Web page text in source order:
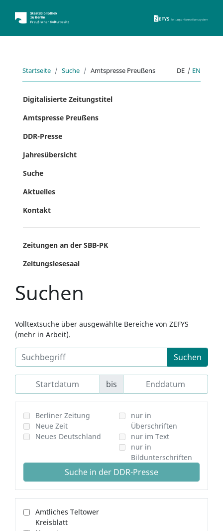
Startseite Suche Amtspresse Preußens DE | EN
Digitalisierte Zeitungstitel
Amtspresse Preußens
DDR-Presse
Jahresübersicht
Suche
Aktuelles
Kontakt
Zeitungen an der SBB-PK
Zeitungslesesaal
Suchen
Volltextsuche über ausgewählte Bereiche von ZEFYS
(mehr in Arbeit).
Suchen
bis
Berliner Zeitung
Neue Zeit
Neues Deutschland
nur in
Überschriften
nur im Text
nur in
Bildunterschriften
Suche in der DDR-Presse
Amtliches Teltower
Kreisblatt